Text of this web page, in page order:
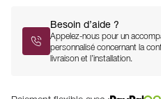
Besoin d’aide ?
Appelez-nous pour un
personnalisé concernant la
livraison et l’installation.